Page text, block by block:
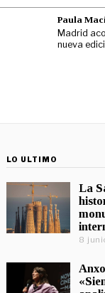
Paula
Madrid
nueva
LO ÚLTIMO
La
8